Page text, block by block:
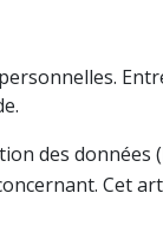
des données
Cet